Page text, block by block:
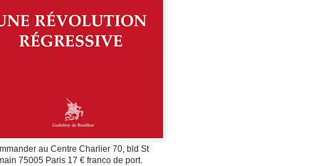
au Centre Charlier 70, bld St
75005 Paris 17 € franco de port.